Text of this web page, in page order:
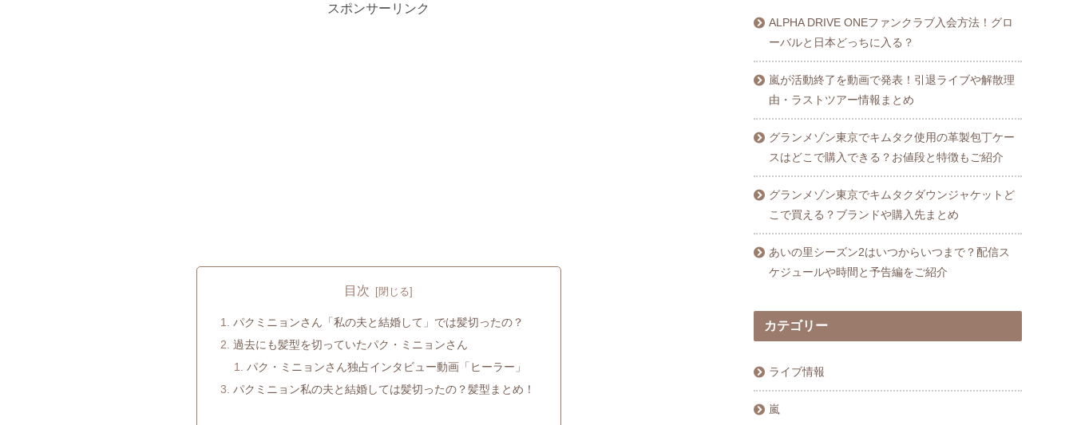
スポンサーリンク
目次
パクミニョンさん「私の夫と結婚して」では髪切ったの？
過去にも髪型を切っていたパク・ミニョンさん
パク・ミニョンさん独占インタビュー動画「ヒーラー」
パクミニョン私の夫と結婚しては髪切ったの？髪型まとめ！
ALPHA DRIVE ONEファンクラブ入会方法！グロ
ーバルと日本どっちに入る？
嵐が活動終了を動画で発表！引退ライブや解散理
由・ラストツアー情報まとめ
グランメゾン東京でキムタク使用の革製包丁ケー
スはどこで購入できる？お値段と特徴もご紹介
グランメゾン東京でキムタクダウンジャケットど
こで買える？ブランドや購入先まとめ
あいの里シーズン2はいつからいつまで？配信ス
ケジュールや時間と予告編をご紹介
カテゴリー
ライブ情報
嵐